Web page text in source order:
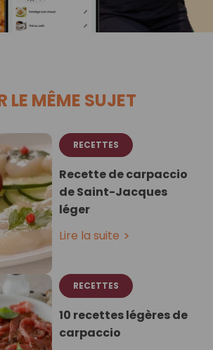
LE MÊME SUJET
RECETTES
Recette de carpaccio
de Saint-Jacques
léger
Lire la suite
RECETTES
10 recettes légères de
carpaccio